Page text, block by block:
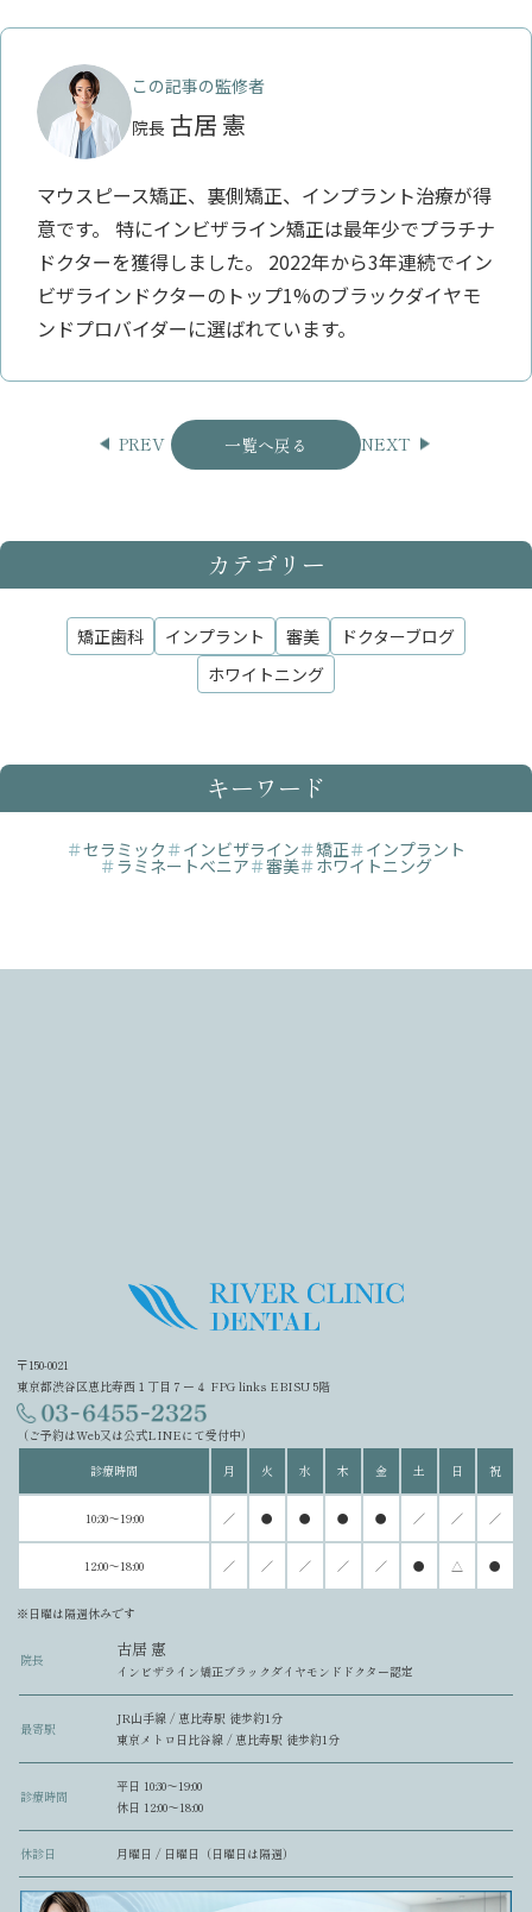
この記事の監修者
院長 古居 憲
マウスピース矯正、裏側矯正、インプラント治療が得
意です。 特にインビザライン矯正は最年少でプラチナ
ドクターを獲得しました。 2022年から3年連続でイン
ビザラインドクターのトップ1%のブラックダイヤモ
ンドプロバイダーに選ばれています。
PREV 一覧へ戻る NEXT
カテゴリー
矯正歯科 インプラント 審美
ドクターブログ
ホワイトニング
キーワード
＃セラミック ＃インビザライン＃矯正＃インプラント
＃ラミネートべニア＃審美＃ホワイトニング
〒150-0021
東京都渋谷区恵比寿西１丁目７ー４ FPG links EBISU 5階
（ご予約はWeb又は公式LINEにて受付中）
診療時間
月 火 水 木 金 土 日 祝
10:30～19:00 ／ ● ● ● ● ／ ／ ／
12:00～18:00 ／ ／ ／ ／ ／ ● △ ●
※日曜は隔週休みです
院長 古居 憲
インビザライン矯正ブラックダイヤモンドドクター認定
最寄駅
JR山手線 / 恵比寿駅 徒歩約1分
東京メトロ日比谷線 / 恵比寿駅 徒歩約1分
診療時間
平日 10:30〜19:00
休日 12:00〜18:00
休診日 月曜日 / 日曜日（日曜日は隔週）